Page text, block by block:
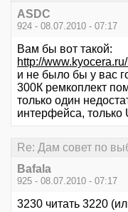
ASDC
924 - 08.07.2010 - 07:17
Вам бы вот такой:
http://
и не было бы у вас
300К ремкоплект
только один
интерфейса, только
Re: Дам совет по
Bafala
925 - 08.07.2010 - 07:17
3230 читать 3220